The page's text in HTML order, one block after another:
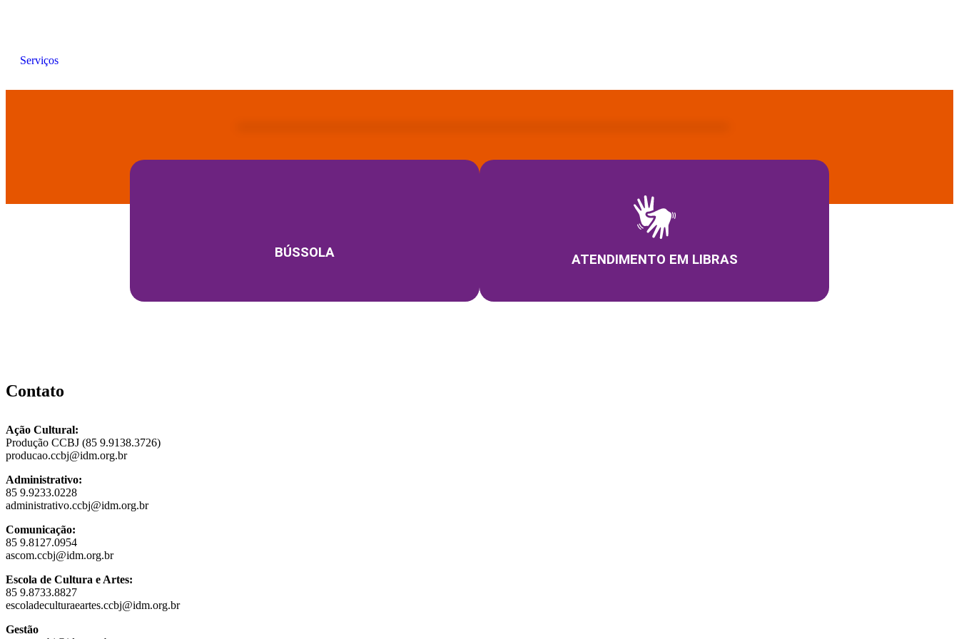
Serviços
BÚSSOLA ATENDIMENTO EM LIBRAS
Contato
Ação Cultural:
Produção CCBJ (85 9.9138.3726)
producao.ccbj@idm.org.br
Administrativo:
85 9.9233.0228
administrativo.ccbj@idm.org.br
Comunicação:
85 9.8127.0954
ascom.ccbj@idm.org.br
Escola de Cultura e Artes:
85 9.8733.8827
escoladeculturaeartes.ccbj@idm.org.br
Gestão